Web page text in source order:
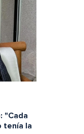
"Cada
tenía la